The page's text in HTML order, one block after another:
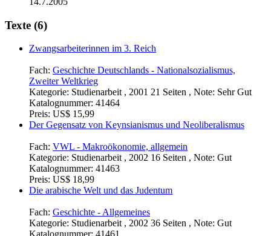
Texte (6)
Zwangsarbeiterinnen im 3. Reich
Fach: Geschichte Deutschlands - Nationalsozialismus,
Zweiter Weltkrieg
Kategorie: Studienarbeit , 2001 21 Seiten , Note: Sehr Gut
Katalognummer: 41464
Preis: US$ 15,99
Der Gegensatz von Keynsianismus und Neoliberalismus
Fach: VWL - Makroökonomie, allgemein
Kategorie: Studienarbeit , 2002 16 Seiten , Note: Gut
Katalognummer: 41463
Preis: US$ 18,99
Die arabische Welt und das Judentum
Fach: Geschichte - Allgemeines
Kategorie: Studienarbeit , 2002 36 Seiten , Note: Gut